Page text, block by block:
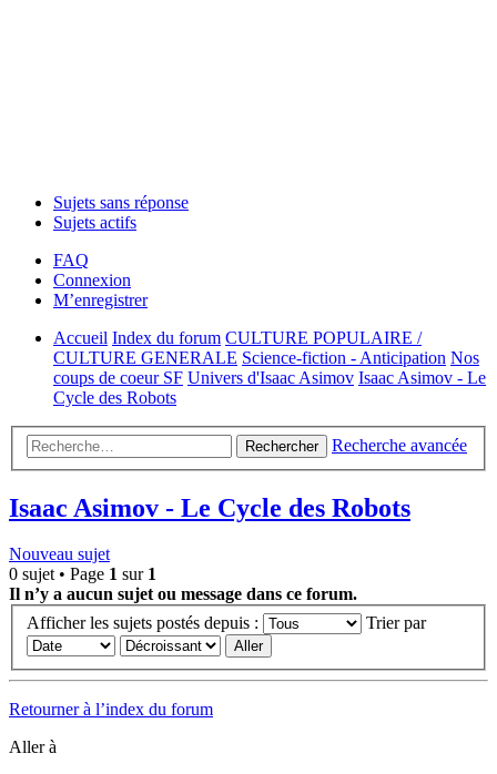
Sujets sans réponse
Sujets actifs
FAQ
Connexion
M’enregistrer
Accueil Index du forum CULTURE POPULAIRE /
CULTURE GENERALE Science-fiction - Anticipation Nos
coups de coeur SF Univers d'Isaac Asimov Isaac Asimov - Le
Cycle des Robots
Rechercher Recherche avancée
Isaac Asimov - Le Cycle des Robots
Nouveau sujet
0 sujet • Page 1 sur 1
Il n’y a aucun sujet ou message dans ce forum.
Afficher les sujets postés depuis :
Trier par
Retourner à l’index du forum
Aller à